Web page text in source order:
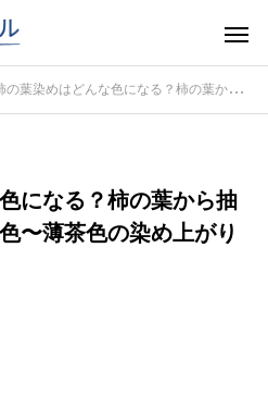
葉染めはどんな色になる？柿の葉から抽出される渋めの黄土色〜薄茶色の染め上がり
になる？柿の葉から抽
〜薄茶色の染め上がり